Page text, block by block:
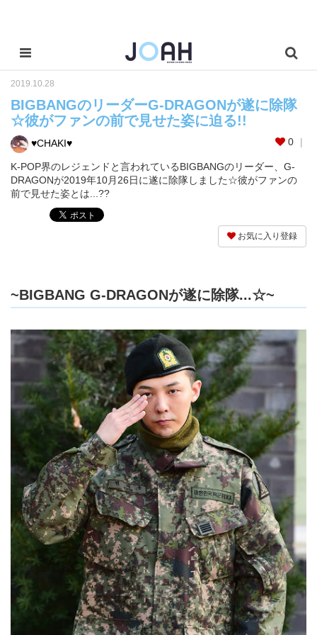
2019.10.28
BIGBANGのリーダーG-DRAGONが遂に除隊
☆彼がファンの前で見せた姿に迫る!!
♥︎CHAKI♥︎ 0
K-POP界のレジェンドと言われているBIGBANGのリーダー、G-
DRAGONが2019年10月26日に遂に除隊しました☆彼がファンの
前で見せた姿とは...??
お気に入り登録
~BIGBANG G-DRAGONが遂に除隊...☆~